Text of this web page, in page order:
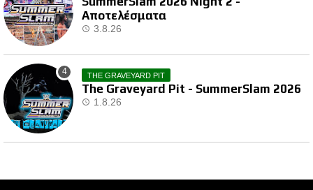
Αποτελέσματα
3.8.26
THE GRAVEYARD PIT
The Graveyard Pit - SummerSlam 2026
1.8.26